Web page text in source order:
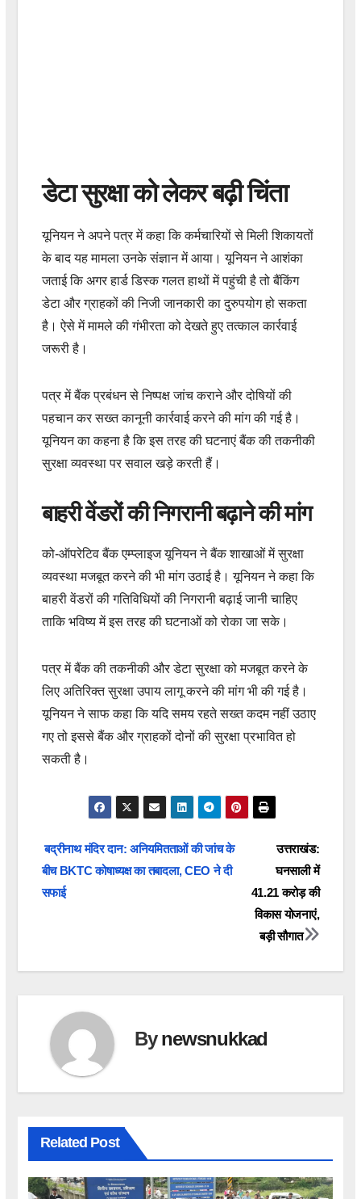
डेटा सुरक्षा को लेकर बढ़ी चिंता
यूनियन ने अपने पत्र में कहा कि कर्मचारियों से मिली शिकायतों
के बाद यह मामला उनके संज्ञान में आया। यूनियन ने आशंका
जताई कि अगर हार्ड डिस्क गलत हाथों में पहुंची है तो बैंकिंग
डेटा और ग्राहकों की निजी जानकारी का दुरुपयोग हो सकता
है। ऐसे में मामले की गंभीरता को देखते हुए तत्काल कार्रवाई
जरूरी है।
पत्र में बैंक प्रबंधन से निष्पक्ष जांच कराने और दोषियों की
पहचान कर सख्त कानूनी कार्रवाई करने की मांग की गई है।
यूनियन का कहना है कि इस तरह की घटनाएं बैंक की तकनीकी
सुरक्षा व्यवस्था पर सवाल खड़े करती हैं।
बाहरी वेंडरों की निगरानी बढ़ाने की मांग
को-ऑपरेटिव बैंक एम्प्लाइज यूनियन ने बैंक शाखाओं में सुरक्षा
व्यवस्था मजबूत करने की भी मांग उठाई है। यूनियन ने कहा कि
बाहरी वेंडरों की गतिविधियों की निगरानी बढ़ाई जानी चाहिए
ताकि भविष्य में इस तरह की घटनाओं को रोका जा सके।
पत्र में बैंक की तकनीकी और डेटा सुरक्षा को मजबूत करने के
लिए अतिरिक्त सुरक्षा उपाय लागू करने की मांग भी की गई है।
यूनियन ने साफ कहा कि यदि समय रहते सख्त कदम नहीं उठाए
गए तो इससे बैंक और ग्राहकों दोनों की सुरक्षा प्रभावित हो
सकती है।
Post
navigation
उत्तराखंड:
घनसाली में
41.21 करोड़ की
विकास योजनाएं,
बड़ी सौगात
बद्रीनाथ मंदिर दान: अनियमितताओं की जांच के
बीच BKTC कोषाध्यक्ष का तबादला, CEO ने दी
सफाई
Bynewsnukkad
Related Post